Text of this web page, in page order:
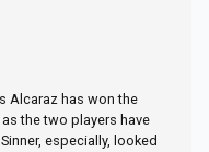
Alcaraz has won the
the two players have
especially, looked